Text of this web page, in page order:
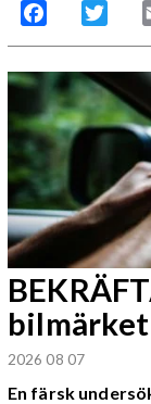
Facebook
2026 08 07
En färsk